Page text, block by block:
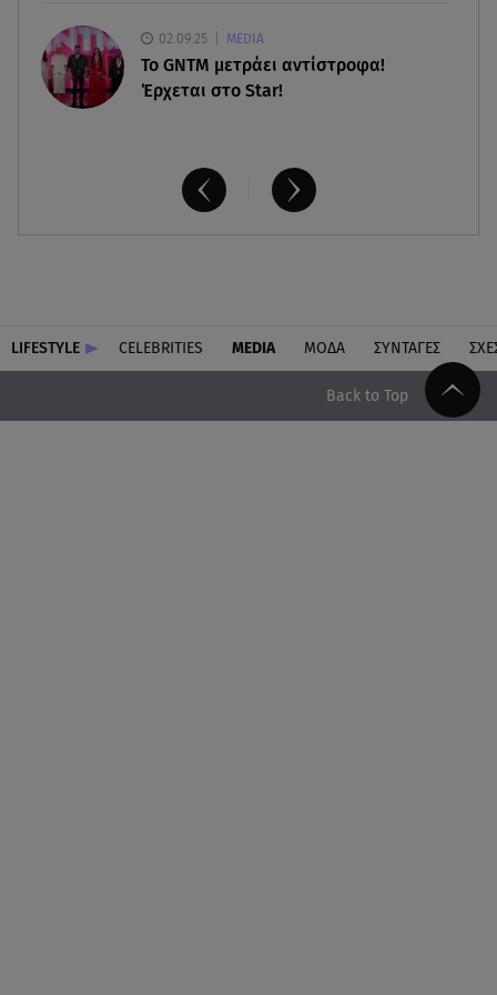
02.09.25 MEDIA
Το GNTM μετράει αντίστροφα!
Έρχεται στο Star!
LIFESTYLE CELEBRITIES MEDIA ΜΟΔΑ ΣΥΝΤΑΓΕΣ
Back to Top